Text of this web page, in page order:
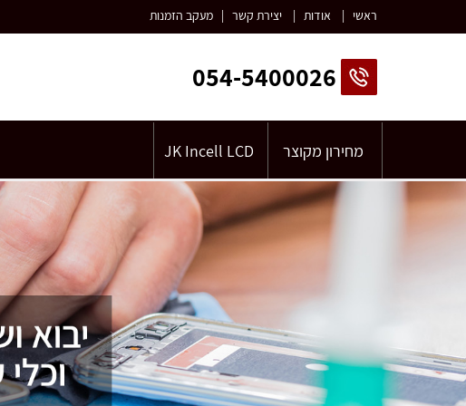
ראשי | אודות | יצירת קשר | מעקב הזמנות
054-5400026
מחירון מקוצר JK Incell LCD